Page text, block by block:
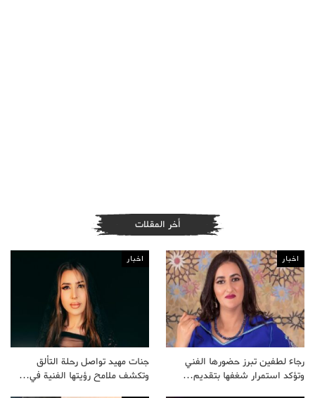
أخر المقلات
اخبار
رجاء لطفين تبرز حضورها الفني
وتؤكد استمرار شغفها بتقديم…
اخبار
جنات مهيد تواصل رحلة التألق
وتكشف ملامح رؤيتها الفنية في…